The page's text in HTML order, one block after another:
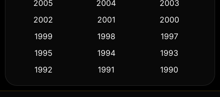
Cult Film
Dance เต้น (10)
Detective สืบสวน (59)
2005
2004
2003
2002
2001
2000
1999
1998
1997
1995
1994
1993
1992
1991
1990
1989
1988
1986